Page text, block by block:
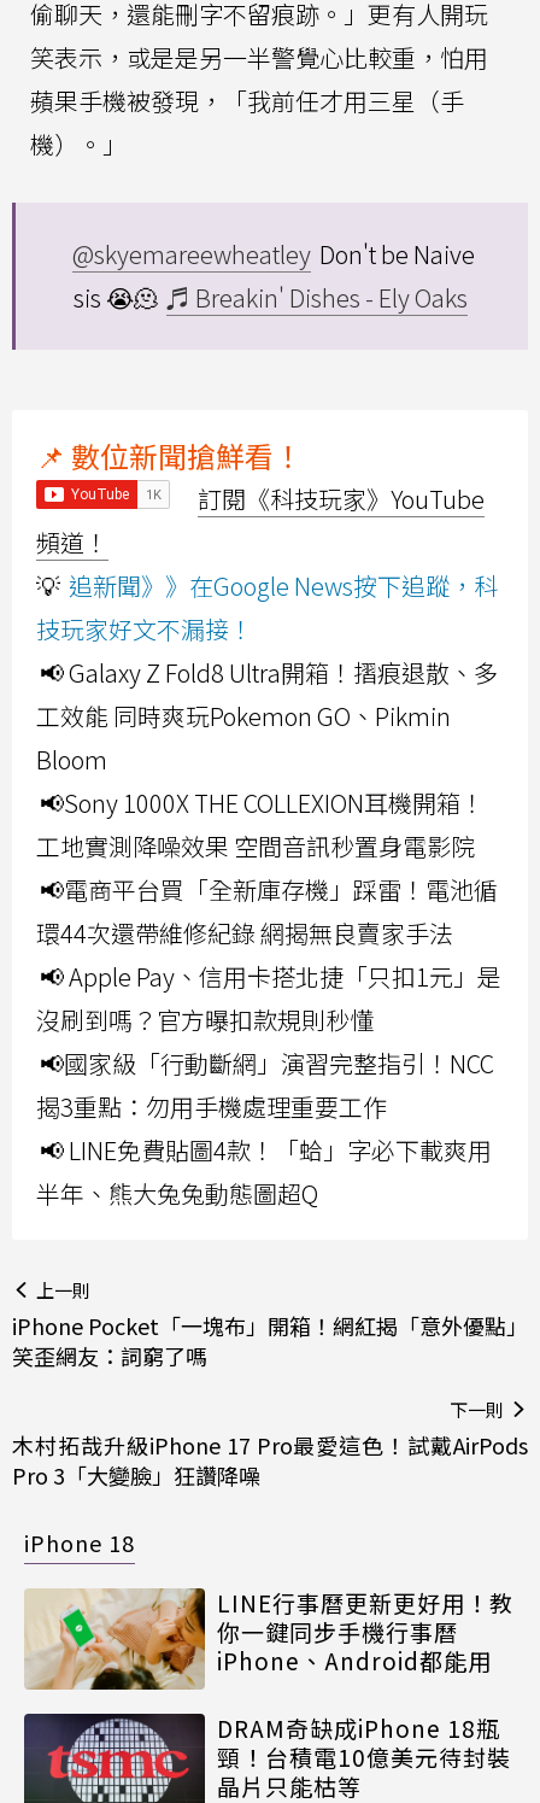
偷聊天，還能刪字不留痕跡。」更有人開玩
笑表示，或是是另一半警覺心比較重，怕用
蘋果手機被發現，「我前任才用三星（手
機）。」
@skyemareewheatley Don't be Naive
sis 😭🫠 ♬ Breakin' Dishes - Ely Oaks
📌 數位新聞搶鮮看！
訂閱《科技玩家》YouTube
頻道！
💡 追新聞》》在Google News按下追蹤，科
技玩家好文不漏接！
📢 Galaxy Z Fold8 Ultra開箱！摺痕退散、多
工效能 同時爽玩Pokemon GO、Pikmin
Bloom
📢Sony 1000X THE COLLEXION耳機開箱！
工地實測降噪效果 空間音訊秒置身電影院
📢電商平台買「全新庫存機」踩雷！電池循
環44次還帶維修紀錄 網揭無良賣家手法
📢 Apple Pay、信用卡搭北捷「只扣1元」是
沒刷到嗎？官方曝扣款規則秒懂
📢國家級「行動斷網」演習完整指引！NCC
揭3重點：勿用手機處理重要工作
📢 LINE免費貼圖4款！「蛤」字必下載爽用
半年、熊大兔兔動態圖超Q
上一則
iPhone Pocket「一塊布」開箱！網紅揭「意外優點」
笑歪網友：詞窮了嗎
下一則
木村拓哉升級iPhone 17 Pro最愛這色！試戴AirPods
Pro 3「大變臉」狂讚降噪
iPhone 18
LINE行事曆更新更好用！教
你一鍵同步手機行事曆
iPhone、Android都能用
DRAM奇缺成iPhone 18瓶
頸！台積電10億美元待封裝
晶片只能枯等